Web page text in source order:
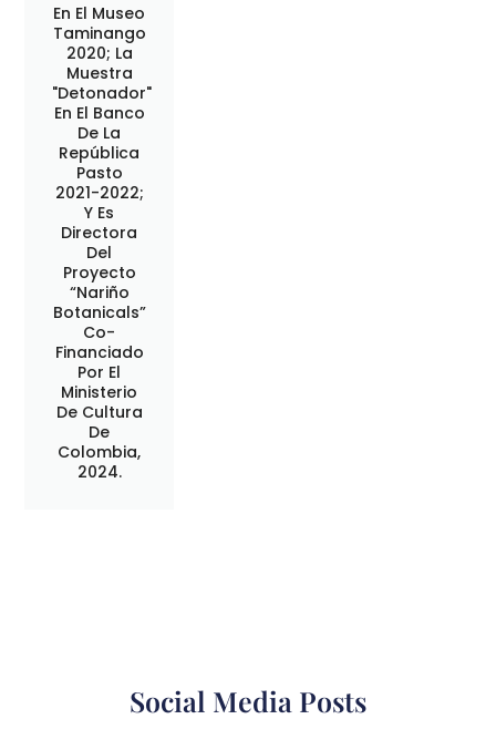
En El Museo
Taminango
2020; La
Muestra
"Detonador"
En El Banco
De La
República
Pasto
2021-2022;
Y Es
Directora
Del
Proyecto
“Nariño
Botanicals”
Co-
Financiado
Por El
Ministerio
De Cultura
De
Colombia,
2024.
Social Media Posts